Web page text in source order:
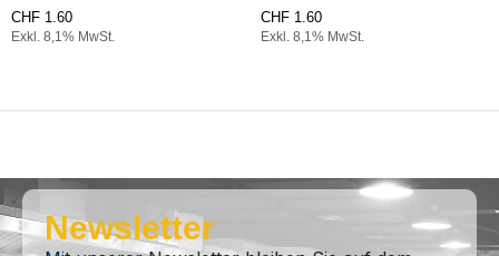
CHF 1.60
Exkl. 8,1% MwSt.
CHF 1.60
Exkl. 8,1% MwSt.
Newsletter